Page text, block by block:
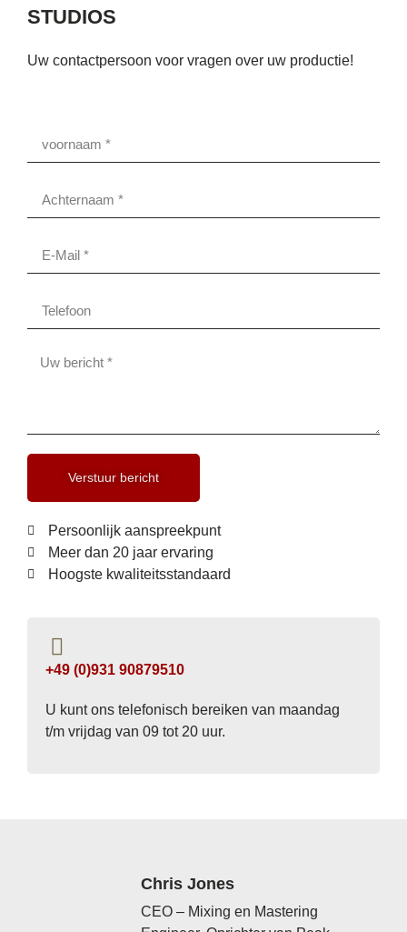
STUDIOS
Uw contactpersoon voor vragen over uw productie!
Verstuur bericht
Persoonlijk aanspreekpunt
Meer dan 20 jaar ervaring
Hoogste kwaliteitsstandaard
+49 (0)931 90879510
U kunt ons telefonisch bereiken van maandag
t/m vrijdag van 09 tot 20 uur.
Chris Jones
CEO – Mixing en Mastering